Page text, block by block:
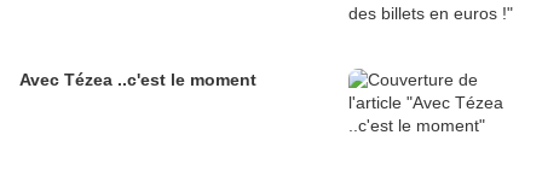
Avec Tézea ..c'est le moment